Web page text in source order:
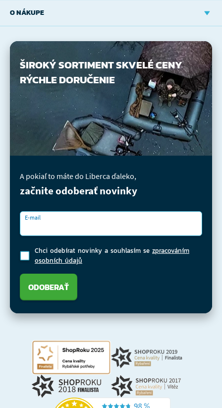
O NÁKUPE
ŠIROKÝ SORTIMENTSKVELÉ CENY
RÝCHLE DORUČENIE
A pokiaľ to máte do Liberca ďaleko,
začnite odoberať novinky
E-mail
Chci odebírat novinky a souhlasím se zpracováním
osobních údajů
ODOBERAŤ